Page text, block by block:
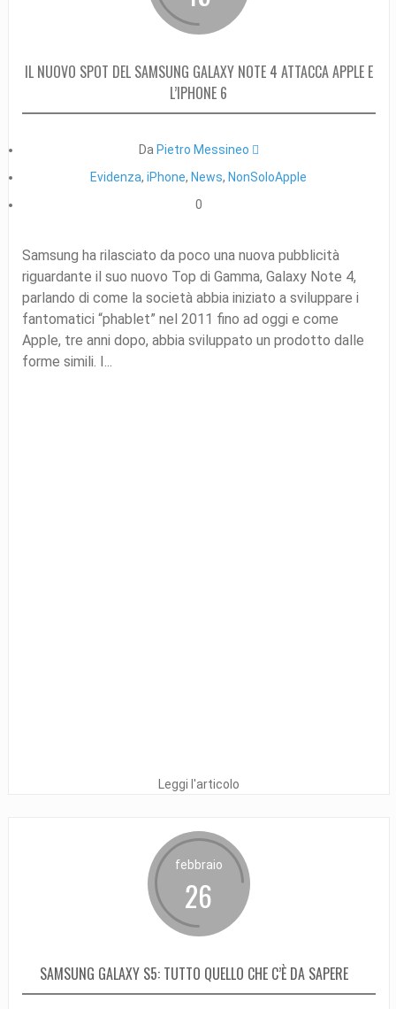
IL NUOVO SPOT DEL SAMSUNG GALAXY NOTE 4 ATTACCA APPLE E
L’IPHONE 6
Da Pietro Messineo 
Evidenza,iPhone, News, NonSoloApple
0
Samsung ha rilasciato da poco una nuova pubblicità
riguardante il suo nuovo Top di Gamma, Galaxy Note 4,
parlando di come la società abbia iniziato a sviluppare i
fantomatici “phablet” nel 2011 fino ad oggi e come
Apple, tre anni dopo, abbia sviluppato un prodotto dalle
forme simili. I...
Leggi l'articolo
febbraio
26
SAMSUNG GALAXY S5: TUTTO QUELLO CHE C’È DA SAPERE